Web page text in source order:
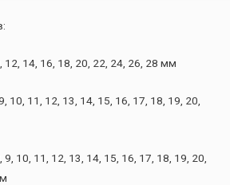
12, 14, 16, 18, 20, 22, 24, 26, 28 мм
10, 11, 12, 13, 14, 15, 16, 17, 18, 19, 20,
9, 10, 11, 12, 13, 14, 15, 16, 17, 18, 19, 20,